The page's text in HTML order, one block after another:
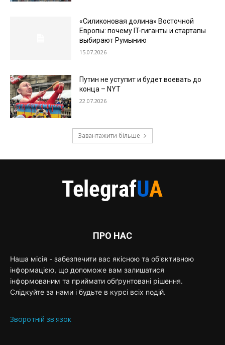
«Силиконовая долина» Восточной
Европы: почему IT-гиганты и стартапы
выбирают Румынию
15.07.2026
Путин не уступит и будет воевать до
конца – NYT
22.07.2026
Завантажити більше
ПРО НАС
Наша місія - забезпечити вас якісною та об'єктивною
інформацією, що допоможе вам залишатися
інформованим та приймати обґрунтовані рішення.
Слідкуйте за нами і будьте в курсі всіх подій.
Зворотній зв'язок